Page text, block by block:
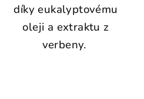
díky eukalyptovému
oleji a extraktu z
verbeny.